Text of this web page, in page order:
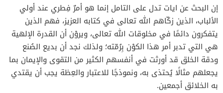
إن البحث عن ايات تدل على التامل إنما هو أمرٌ فِطري عند أولي
الألباب، الذين زكّاهم الله تعالى في كتابه العزيز، فهم الذين
يتفكرون دائمًا في مخلوقات الله تعالى، ويروْن أن القدرة الإلهية
هي التي تدبر أمر هذا الكوْن بِرُمّته؛ ولذلك نجد أن بديع الصُنع
ودقة الخلق قد أورثت في أنفسهم الكثير من التقوى والإيمان بما
يجعلهم مثالًا يُحتذى به، ونموذجًا للاعتبار والعِظة يجب أن يقتدي
به الخلائق أجمعين.